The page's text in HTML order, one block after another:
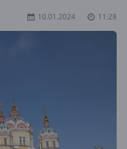
10.01.2024 11:28